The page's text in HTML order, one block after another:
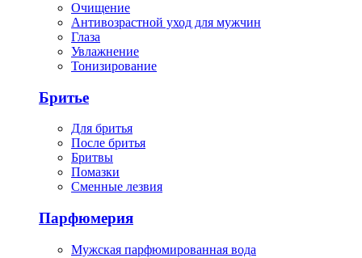
Очищение
Антивозрастной уход для мужчин
Глаза
Увлажнение
Тонизирование
Бритье
Для бритья
После бритья
Бритвы
Помазки
Сменные лезвия
Парфюмерия
Мужская парфюмированная вода